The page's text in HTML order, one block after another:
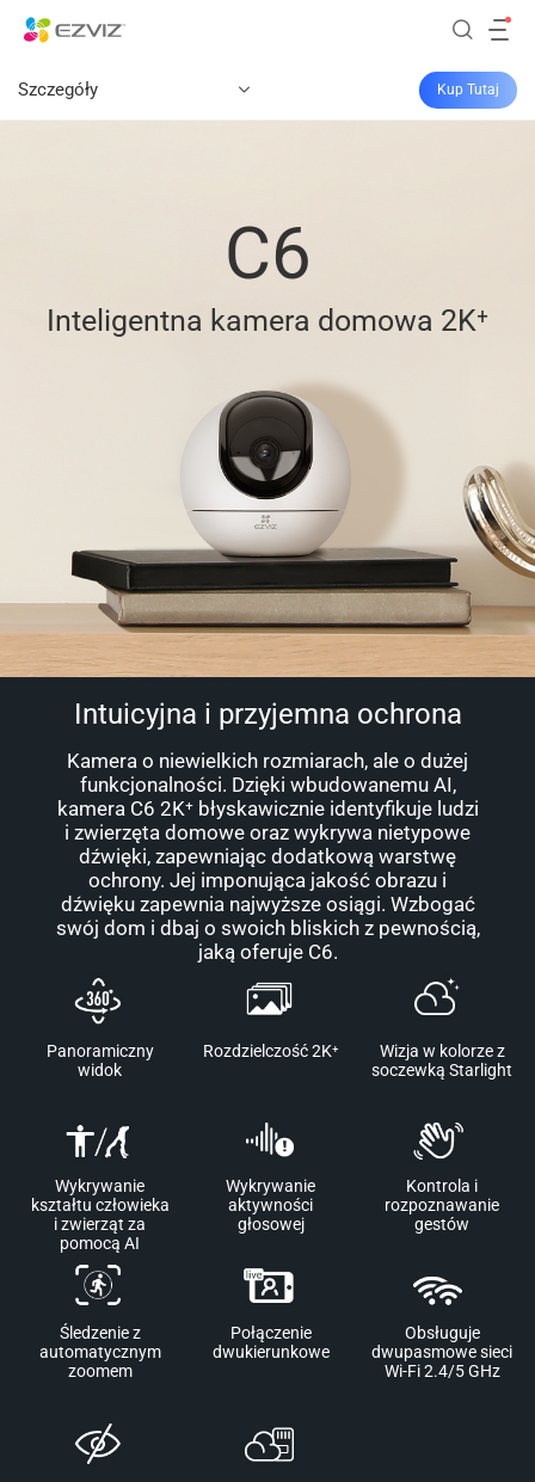
Szczegóły Kup Tutaj
C6
Inteligentna kamera domowa 2K⁺
Intuicyjna i przyjemna ochrona
Kamera o niewielkich rozmiarach, ale o dużej
funkcjonalności. Dzięki wbudowanemu AI,
kamera C6 2K⁺ błyskawicznie identyfikuje ludzi
i zwierzęta domowe oraz wykrywa nietypowe
dźwięki, zapewniając dodatkową warstwę
ochrony. Jej imponująca jakość obrazu i
dźwięku zapewnia najwyższe osiągi. Wzbogać
swój dom i dbaj o swoich bliskich z pewnością,
jaką oferuje C6.
Panoramiczny
widok
Rozdzielczość 2K⁺
Wizja w kolorze z
soczewką Starlight
Wykrywanie
kształtu człowieka
i zwierząt za
pomocą AI
Wykrywanie
aktywności
głosowej
Kontrola i
rozpoznawanie
gestów
Śledzenie z
automatycznym
zoomem
Połączenie
dwukierunkowe
Obsługuje
dwupasmowe sieci
Wi-Fi 2.4/5 GHz